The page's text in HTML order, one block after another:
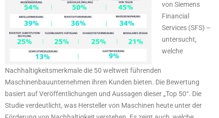
von Siemens
Financial
Services (SFS) –
untersucht,
welche
Nachhaltigkeitsmerkmale die 50 weltweit führenden
Maschinenbauunternehmen ihren Kunden bieten. Die Bewertung
basiert auf Veröffentlichungen und Aussagen dieser „Top 50“. Die
Studie verdeutlicht, was Hersteller von Maschinen heute unter der